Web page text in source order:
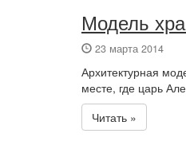
Модель
23 марта 2014
Архитектурная
месте, где царь
Читать »